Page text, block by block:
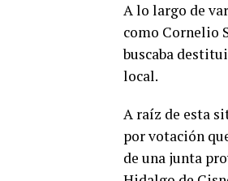
A lo largo de
como Cornelio
buscaba
local.
A raíz de esta
por votación
de una junta